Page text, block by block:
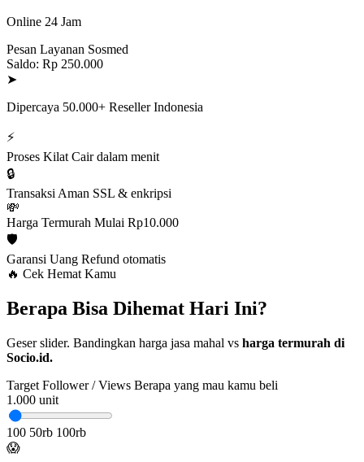
Online 24 Jam
Pesan Layanan Sosmed
Saldo: Rp 250.000
➤
Dipercaya 50.000+ Reseller Indonesia
⚡
Proses Kilat Cair dalam menit
🔒
Transaksi Aman SSL & enkripsi
💸
Harga Termurah Mulai Rp10.000
🛡️
Garansi Uang Refund otomatis
🔥 Cek Hemat Kamu
Berapa Bisa Dihemat Hari Ini?
Geser slider. Bandingkan harga jasa mahal vs harga termurah di
Socio.id.
Target Follower / Views Berapa yang mau kamu beli
1.000 unit
100 50rb 100rb
😱